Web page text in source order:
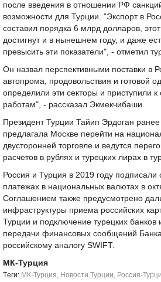
после введения в отношении РФ
возможности для Турции. "Экспорт в
составил порядка 6 млрд долларов,
достигнут и в нынешнем году, и даже
превысить эти показатели", - отметил
Он назвал перспективными поставки в
автопрома, продовольствия и готовой
определили эти секторы и приступили
работам", - рассказал Экмекчибаши.
Президент Турции Тайип Эрдоган
предлагала Москве перейти на
двусторонней торговле и ведутся
расчетов в рублях и турецких лирах в
Россия и Турция в 2019 году подписали
платежах в национальных валютах в
Соглашением также предусмотрено
инфраструктуры приема российских
Турции и подключение турецких банков
передачи финансовых сообщений
российскому аналогу SWIFT.
МК-Турция
Tеги: МК-Турция, Новости Турции, Россия-